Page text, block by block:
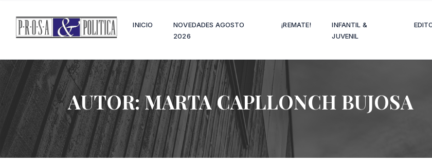
INICIO
NOVEDADES AGOSTO
2026
¡REMATE!
INFANTIL &
JUVENIL
AUTOR:MARTA CAPLLONCH BUJOSA